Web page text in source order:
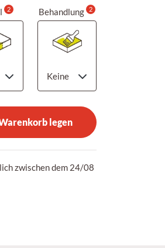
2 Behandlung 2
legen
zwischen dem 24/08